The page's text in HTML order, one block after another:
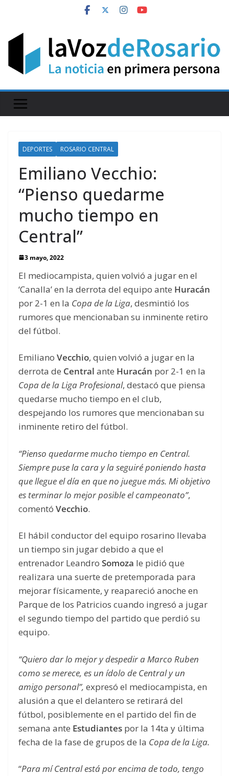
content
DEPORTES ROSARIO CENTRAL
Emiliano Vecchio:
“Pienso quedarme
mucho tiempo en
Central”
3 mayo, 2022
El mediocampista, quien volvió a jugar en el
‘Canalla’ en la derrota del equipo ante Huracán
por 2-1 en la Copa de la Liga, desmintió los
rumores que mencionaban su inminente retiro
del fútbol.
Emiliano Vecchio, quien volvió a jugaren la
derrota de Central ante Huracán por 2-1 en la
Copa de la LigaProfesional, destacó que piensa
quedarse mucho tiempo en el club,
despejando los rumores que mencionaban su
inminente retiro del fútbol.
“Pienso quedarme mucho tiempo en Central.
Siempre puse la cara y la seguiré poniendo hasta
que llegue el día en que no juegue más. Mi objetivo
es terminar lo mejor posible el campeonato”,
comentó Vecchio.
El hábil conductor del equipo rosarino llevaba
un tiempo sin jugar debido a que el
entrenador Leandro Somoza le pidió que
realizara una suerte de pretemporada para
mejorar físicamente, y reapareció anoche en
Parque de los Patricios cuando ingresó a jugar
el segundo tiempo del partido que perdió su
equipo.
“Quiero dar lo mejor y despedir a Marco Ruben
como se merece, es un ídolo de Central y un
amigo personal”, expresó el mediocampista, en
alusión a que el delantero se retirará del
fútbol, posiblemente en el partido del fin de
semana ante Estudiantes por la 14ta y última
fecha de la fase de grupos de la Copa de la Liga.
“Para mí Central está por encima de todo, tengo